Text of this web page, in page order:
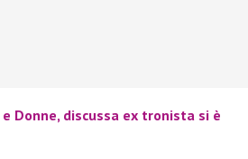
Donne, discussa ex tronista si è